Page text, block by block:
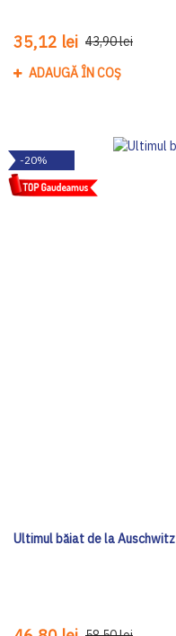
35,12 lei 43,90 lei
ADAUGĂ ÎN COȘ
-20%
Ultimul băiat de la Auschwitz